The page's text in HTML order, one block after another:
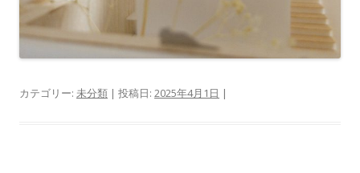
カテゴリー: 未分類 | 投稿日: 2025年4月1日 |